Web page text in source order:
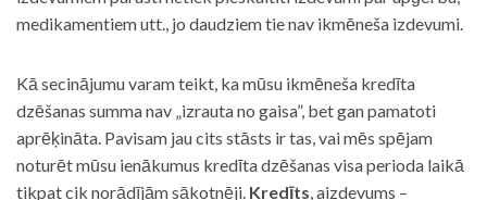
medikamentiem utt., jo daudziem tie nav ikmēneša izdevumi.
Kā secinājumu varam teikt, ka mūsu ikmēneša kredīta
dzēšanas summa nav „izrauta no gaisa”, bet gan pamatoti
aprēķināta. Pavisam jau cits stāsts ir tas, vai mēs spējam
noturēt mūsu ienākumus kredīta dzēšanas visa perioda laikā
tikpat cik norādījām sākotnēji. Kredīts, aizdevums –